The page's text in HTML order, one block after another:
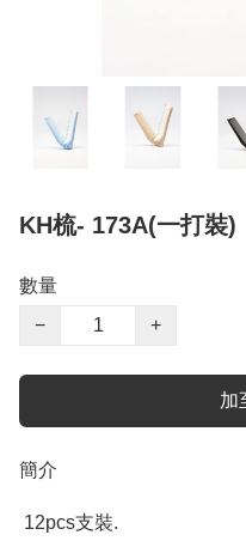
KH梳- 173A(一打裝)
數量
−
+
加
簡介